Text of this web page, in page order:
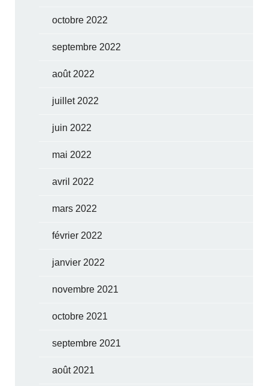
octobre 2022
septembre 2022
août 2022
juillet 2022
juin 2022
mai 2022
avril 2022
mars 2022
février 2022
janvier 2022
novembre 2021
octobre 2021
septembre 2021
août 2021